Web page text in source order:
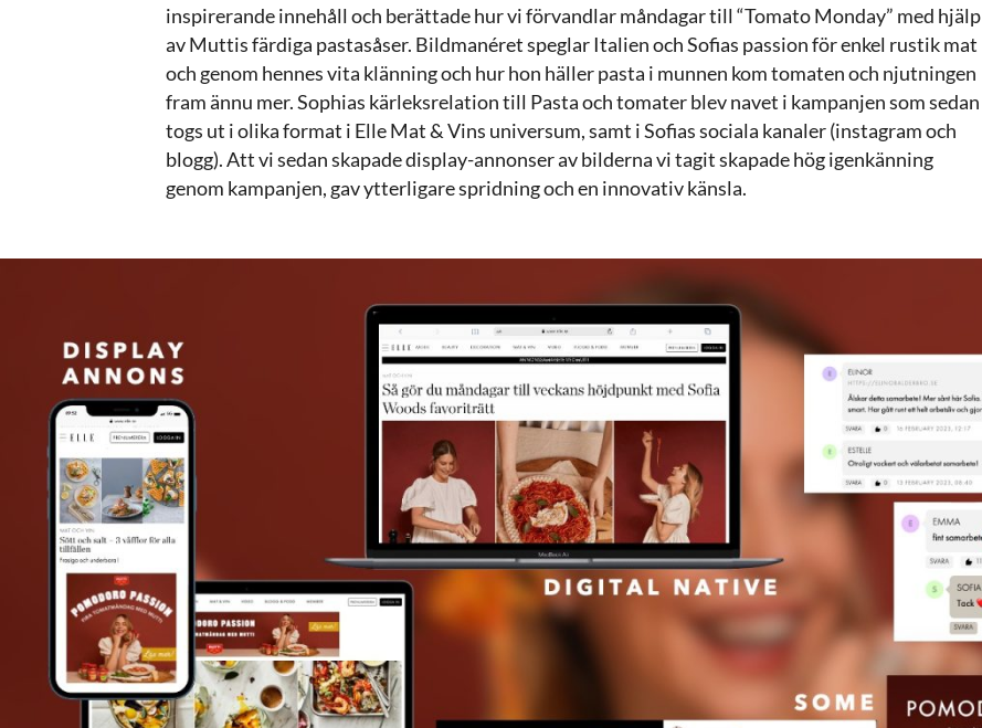
inspirerande innehåll och berättade hur vi förvandlar måndagar till “Tomato Monday” med hjälp
av Muttis färdiga pastasåser. Bildmanéret speglar Italien och Sofias passion för enkel rustik mat
och genom hennes vita klänning och hur hon häller pasta i munnen kom tomaten och njutningen
fram ännu mer. Sophias kärleksrelation till Pasta och tomater blev navet i kampanjen som sedan
togs ut i olika format i Elle Mat & Vins universum, samt i Sofias sociala kanaler (instagram och
blogg). Att vi sedan skapade display-annonser av bilderna vi tagit skapade hög igenkänning
genom kampanjen, gav ytterligare spridning och en innovativ känsla.